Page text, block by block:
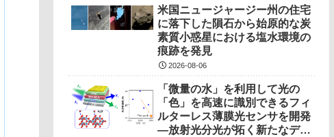
米国ニュージャージー州の住宅
に落下した隕石から始原的な炭
素質小惑星における塩水環境の
痕跡を発見
2026-08-06
「微量の水」を利用して光の
「色」を高速に識別できるフィ
ルターレス薄膜光センサを開発
―放射光分光が拓く新たなデバ